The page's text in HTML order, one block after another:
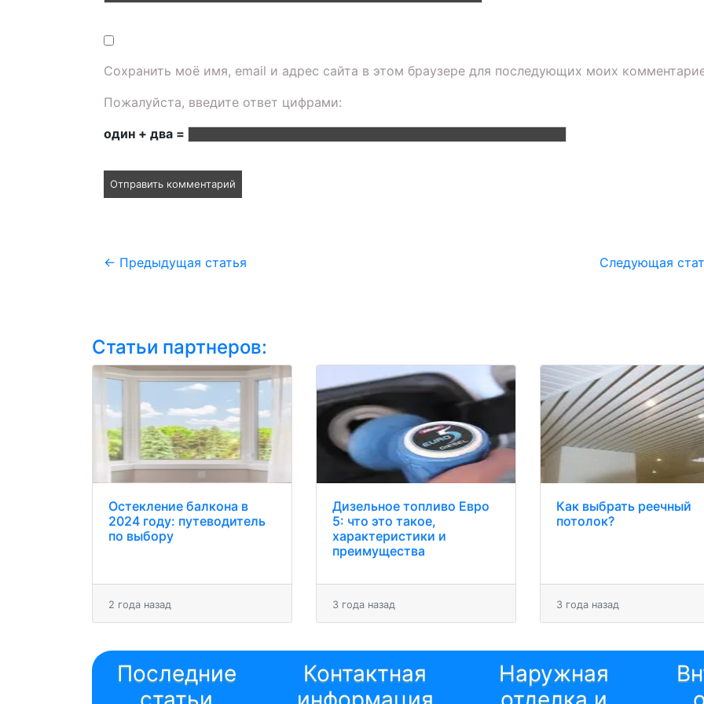
Сохранить моё имя, email и адрес сайта в этом браузере для последующих моих
Пожалуйста, введите ответ цифрами:
один + два =
← Предыдущая статья Следующая
Статьи партнеров:
Остекление балкона в
2024 году: путеводитель
по выбору
2 года назад
Дизельное топливо Евро
5: что это такое,
характеристики и
преимущества
3 года назад
Как выбрать реечный
потолок?
3 года назад
Последние
Контактная
Наружная